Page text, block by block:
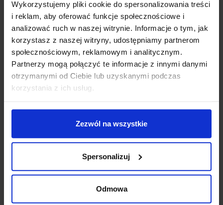
Wykorzystujemy pliki cookie do spersonalizowania treści
i reklam, aby oferować funkcje społecznościowe i
analizować ruch w naszej witrynie. Informacje o tym, jak
korzystasz z naszej witryny, udostępniamy partnerom
społecznościowym, reklamowym i analitycznym.
Partnerzy mogą połączyć te informacje z innymi danymi
otrzymanymi od Ciebie lub uzyskanymi podczas
korzystania z ich usług.
Zezwól na wszystkie
Spersonalizuj
Odmowa
Szczegóły produktu
Zobacz także
favorite_border
LUCES MONTE LE41691
wisząca LED 56W złota
LE41695 złota lampa